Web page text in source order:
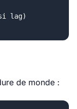
lag)
de monde :